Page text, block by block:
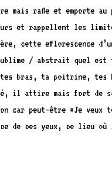
mais rafle et
et rappellent les
cette
/ abstrait quel est
bras, ta poitrine, tes
il attire mais fort de
car peut-être *Je
de ces yeux, ce lieu